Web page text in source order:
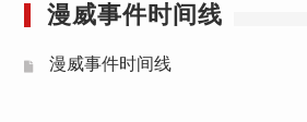
漫威事件时间线
漫威事件时间线